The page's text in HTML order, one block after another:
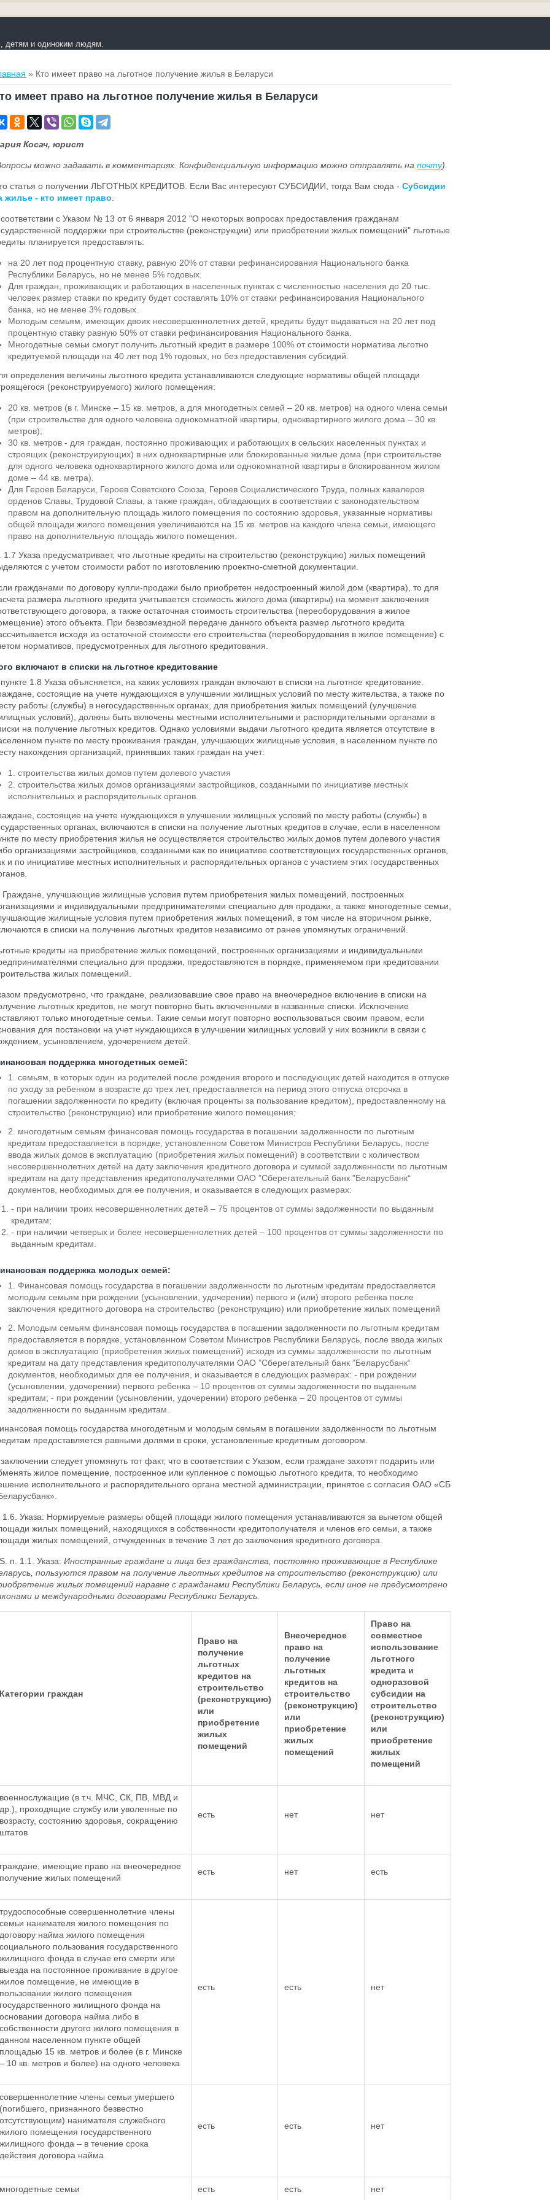
детям и одиноким людям.
здесь» Кто имеет право на льготное получение жилья в Беларуси
имеет право на льготное получение жилья в Беларуси
Косач, юрист
можно задавать в комментариях. Конфиденциальную информацию можно отправлять напочту).
статья о получении ЛЬГОТНЫХ КРЕДИТОВ. Если Вас интересуют СУБСИДИИ, тогда Вам сюда -Субсидии
жилье - кто имеет право
с Указом № 13 от 6 января 2012 "О некоторых вопросах предоставления гражданам
поддержки при строительстве (реконструкции) или приобретении жилых помещений" льготные
планируется предоставлять:
на 20 лет под процентную ставку, равную 20% от ставки рефинансирования Национального банка
Республики Беларусь, но не менее 5% годовых.
Для граждан, проживающих и работающих в населенных пунктах с численностью населения до 20 тыс.
человек размер ставки по кредиту будет составлять 10% от ставки рефинансирования Национального
банка, но не менее 3% годовых.
Молодым семьям, имеющих двоих несовершеннолетних детей, кредиты будут выдаваться на 20 лет под
процентную ставку равную 50% от ставки рефинансирования Национального банка.
Многодетные семьи смогут получить льготный кредит в размере 100% от стоимости норматива льготно
кредитуемой площади на 40 лет под 1% годовых, но без предоставления субсидий.
определения величины льготного кредита устанавливаются следующие нормативы общей площади
(реконструируемого) жилого помещения:
20 кв. метров (в г. Минске – 15 кв. метров, а для многодетных семей – 20 кв. метров) на одного члена семьи
(при строительстве для одного человека однокомнатной квартиры, одноквартирного жилого дома – 30 кв.
метров);
30 кв. метров - для граждан, постоянно проживающих и работающих в сельских населенных пунктах и
строящих (реконструирующих) в них одноквартирные или блокированные жилые дома (при строительстве
для одного человека одноквартирного жилого дома или однокомнатной квартиры в блокированном жилом
доме – 44 кв. метра).
Для Героев Беларуси, Героев Советского Союза, Героев Социалистического Труда, полных кавалеров
орденов Славы, Трудовой Славы, а также граждан, обладающих в соответствии с законодательством
правом на дополнительную площадь жилого помещения по состоянию здоровья, указанные нормативы
общей площади жилого помещения увеличиваются на 15 кв. метров на каждого члена семьи, имеющего
право на дополнительную площадь жилого помещения.
1.7 Указа предусматривает, что льготные кредиты на строительство (реконструкцию) жилых помещений
с учетом стоимости работ по изготовлению проектно-сметной документации.
гражданами по договору купли-продажи было приобретен недостроенный жилой дом (квартира), то для
размера льготного кредита учитывается стоимость жилого дома (квартиры) на момент заключения
договора, а также остаточная стоимость строительства (переоборудования в жилое
этого объекта. При безвозмездной передаче данного объекта размер льготного кредита
исходя из остаточной стоимости его строительства (переоборудования в жилое помещение) с
нормативов, предусмотренных для льготного кредитования.
включают в списки на льготное кредитование
1.8 Указа объясняется, на каких условиях граждан включают в списки на льготное кредитование.
состоящие на учете нуждающихся в улучшении жилищных условий по месту жительства, а также по
работы (службы) в негосударственных органах, для приобретения жилых помещений (улучшение
условий), должны быть включены местными исполнительными и распорядительными органами в
на получение льготных кредитов. Однако условиями выдачи льготного кредита является отсутствие в
пункте по месту проживания граждан, улучшающих жилищные условия, в населенном пункте по
нахождения организаций, принявших таких граждан на учет:
1. строительства жилых домов путем долевого участия
2. строительства жилых домов организациями застройщиков, созданными по инициативе местных
исполнительных и распорядительных органов.
состоящие на учете нуждающихся в улучшении жилищных условий по месту работы (службы) в
органах, включаются в списки на получение льготных кредитов в случае, если в населенном
по месту приобретения жилья не осуществляется строительство жилых домов путем долевого участия
организациями застройщиков, созданными как по инициативе соответствующих государственных органов,
и по инициативе местных исполнительных и распорядительных органов с участием этих государственных
Граждане, улучшающие жилищные условия путем приобретения жилых помещений, построенных
и индивидуальными предпринимателями специально для продажи, а также многодетные семьи,
жилищные условия путем приобретения жилых помещений, в том числе на вторичном рынке,
в списки на получение льготных кредитов независимо от ранее упомянутых ограничений.
кредиты на приобретение жилых помещений, построенных организациями и индивидуальными
специально для продажи, предоставляются в порядке, применяемом при кредитовании
жилых помещений.
предусмотрено, что граждане, реализовавшие свое право на внеочередное включение в списки на
льготных кредитов, не могут повторно быть включенными в названные списки. Исключение
только многодетные семьи. Такие семьи могут повторно воспользоваться своим правом, если
для постановки на учет нуждающихся в улучшении жилищных условий у них возникли в связи с
усыновлением, удочерением детей.
поддержка многодетных семей:
1. семьям, в которых один из родителей после рождения второго и последующих детей находится в отпуске
по уходу за ребенком в возрасте до трех лет, предоставляется на период этого отпуска отсрочка в
погашении задолженности по кредиту (включая проценты за пользование кредитом), предоставленному на
строительство (реконструкцию) или приобретение жилого помещения;
2. многодетным семьям финансовая помощь государства в погашении задолженности по льготным
кредитам предоставляется в порядке, установленном Советом Министров Республики Беларусь, после
ввода жилых домов в эксплуатацию (приобретения жилых помещений) в соответствии с количеством
несовершеннолетних детей на дату заключения кредитного договора и суммой задолженности по льготным
кредитам на дату представления кредитополучателями ОАО ”Сберегательный банк ”Беларусбанк“
документов, необходимых для ее получения, и оказывается в следующих размерах:
- при наличии троих несовершеннолетних детей – 75 процентов от суммы задолженности по выданным
кредитам;
- при наличии четверых и более несовершеннолетних детей – 100 процентов от суммы задолженности по
выданным кредитам.
поддержка молодых семей:
1. Финансовая помощь государства в погашении задолженности по льготным кредитам предоставляется
молодым семьям при рождении (усыновлении, удочерении) первого и (или) второго ребенка после
заключения кредитного договора на строительство (реконструкцию) или приобретение жилых помещений
2. Молодым семьям финансовая помощь государства в погашении задолженности по льготным кредитам
предоставляется в порядке, установленном Советом Министров Республики Беларусь, после ввода жилых
домов в эксплуатацию (приобретения жилых помещений) исходя из суммы задолженности по льготным
кредитам на дату представления кредитополучателями ОАО ”Сберегательный банк ”Беларусбанк“
документов, необходимых для ее получения, и оказывается в следующих размерах: - при рождении
(усыновлении, удочерении) первого ребенка – 10 процентов от суммы задолженности по выданным
кредитам; - при рождении (усыновлении, удочерении) второго ребенка – 20 процентов от суммы
задолженности по выданным кредитам.
помощь государства многодетным и молодым семьям в погашении задолженности по льготным
предоставляется равными долями в сроки, установленные кредитным договором.
следует упомянуть тот факт, что в соответствии с Указом, если граждане захотят подарить или
жилое помещение, построенное или купленное с помощью льготного кредита, то необходимо
исполнительного и распорядительного органа местной администрации, принятое с согласия ОАО «СБ
1.6. Указа: Нормируемые размеры общей площади жилого помещения устанавливаются за вычетом общей
жилых помещений, находящихся в собственности кредитополучателя и членов его семьи, а также
жилых помещений, отчужденных в течение 3 лет до заключения кредитного договора.
п. 1.1. Указа:Иностранные граждане и лица без гражданства, постоянно проживающие в Республике
пользуются правом на получение льготных кредитов на строительство (реконструкцию) или
жилых помещений наравне с гражданами Республики Беларусь, если иное не предусмотрено
и международными договорами Республики Беларусь.
Категории граждан
Право на
получение
льготных
кредитов на
строительство
(реконструкцию)
или
приобретение
жилых
помещений
Внеочередное
право на
получение
льготных
кредитов на
строительство
(реконструкцию)
или
приобретение
жилых
помещений
Право на
совместное
использование
льготного
кредита и
одноразовой
субсидии на
строительство
(реконструкцию)
или
приобретение
жилых
помещений
военнослужащие (в т.ч. МЧС, СК, ПВ, МВД и
др.), проходящие службу или уволенные по
возрасту, состоянию здоровья, сокращению
штатов
есть нет нет
граждане, имеющие право на внеочередное
получение жилых помещений
есть нет есть
трудоспособные совершеннолетние члены
семьи нанимателя жилого помещения по
договору найма жилого помещения
социального пользования государственного
жилищного фонда в случае его смерти или
выезда на постоянное проживание в другое
жилое помещение, не имеющие в
пользовании жилого помещения
государственного жилищного фонда на
основании договора найма либо в
собственности другого жилого помещения в
данном населенном пункте общей
площадью 15 кв. метров и более (в г. Минске
– 10 кв. метров и более) на одного человека
есть есть нет
совершеннолетние члены семьи умершего
(погибшего, признанного безвестно
отсутствующим) нанимателя служебного
жилого помещения государственного
жилищного фонда – в течение срока
действия договора найма
есть есть нет
многодетные семьи есть есть нет